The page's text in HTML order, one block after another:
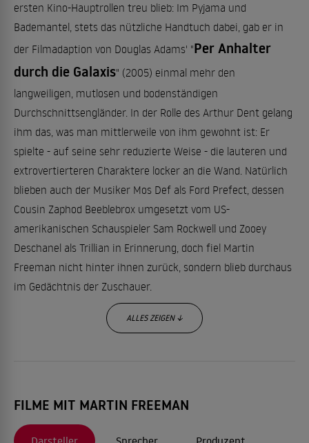
ersten Kino-Hauptrollen treu blieb: Im Pyjama und
Bademantel, stets das nützliche Handtuch dabei, gab er in
der Filmadaption von Douglas Adams' "Per Anhalter
durch die Galaxis" (2005) einmal mehr den
langweiligen, mutlosen und bodenständigen
Durchschnittsengländer. In der Rolle des Arthur Dent gelang
ihm das, was man mittlerweile von ihm gewohnt ist: Er
spielte - auf seine sehr reduzierte Weise - die lauteren und
extrovertierteren Charaktere locker an die Wand. Natürlich
blieben auch der Musiker Mos Def als Ford Prefect, dessen
Cousin Zaphod Beeblebrox umgesetzt vom US-
amerikanischen Schauspieler Sam Rockwell und Zooey
Deschanel als Trillian in Erinnerung, doch fiel Martin
Freeman nicht hinter ihnen zurück, sondern blieb durchaus
im Gedächtnis der Zuschauer.
ALLES ZEIGEN ↓
folgten Gastrollen in den TV-Serien "This Life" (ebenfalls
FILME MIT MARTIN FREEMAN